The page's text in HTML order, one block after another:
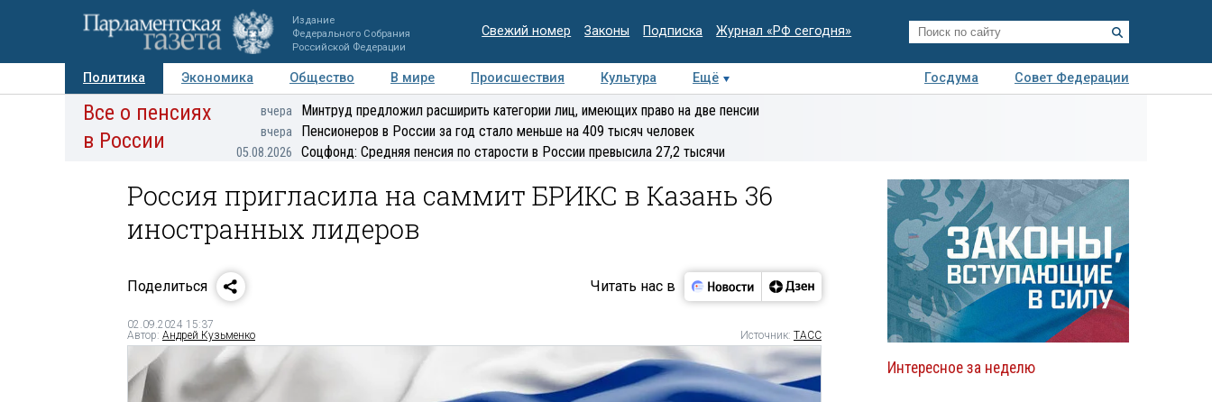
Издание
Федерального Собрания
Российской Федерации
Свежий номер Законы Подписка Журнал «РФ сегодня»
Политика Экономика Общество В мире Происшествия Культура Ещё Госдума
Совет Федерации
Авторы Персоны Мнения Регионы Медиацентр Интервью Колумнисты
Деловая
Все о пенсиях
в России
вчера Минтруд предложил расширить категории лиц, имеющих право на две пенсии
вчера Пенсионеров в России за год стало меньше на 409 тысяч человек
05.08.2026 Соцфонд: Средняя пенсия по старости в России превысила 27,2 тысячи
Россия пригласила на саммит БРИКС в Казань 36
иностранных лидеров
Поделиться Читать нас в
02.09.2024 15:37
Автор: Андрей Кузьменко Источник: ТАСС
Интересное за неделю